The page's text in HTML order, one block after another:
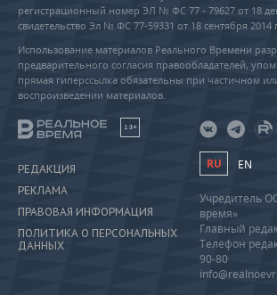
регистрационный номер ЭЛ № ФС 77 - 79627 от 18
свидетельство Эл № ФС 77-59331 от 18 сентября 2014
Использование материалов Реального Времени
предварительного согласия правообладателей,
прямая гиперссылка обязательны при частичном
воспроизведении материалов.
18+
РЕДАКЦИЯ
РЕКЛАМА
ПРАВОВАЯ ИНФОРМАЦИЯ
ПОЛИТИКА О ПЕРСОНАЛЬНЫХ
ДАННЫХ
RU EN
Учредитель
время»
Главный
Телефон
90-80